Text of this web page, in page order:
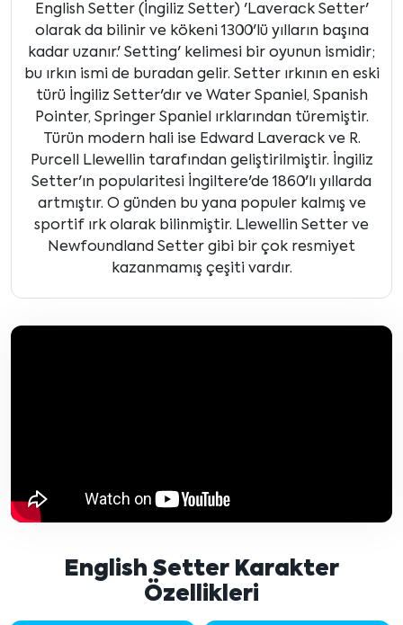
English Setter (İngiliz Setter) 'Laverack Setter'
olarak da bilinir ve kökeni 1300'lü yılların başına
kadar uzanır.' Setting' kelimesi bir oyunun ismidir;
bu ırkın ismi de buradan gelir. Setter ırkının en eski
türü İngiliz Setter'dır ve Water Spaniel, Spanish
Pointer, Springer Spaniel ırklarından türemiştir.
Türün modern hali ise Edward Laverack ve R.
Purcell Llewellin tarafından geliştirilmiştir. İngiliz
Setter'ın popularitesi İngiltere'de 1860'lı yıllarda
artmıştır. O günden bu yana populer kalmış ve
sportif ırk olarak bilinmiştir. Llewellin Setter ve
Newfoundland Setter gibi bir çok resmiyet
kazanmamış çeşiti vardır.
English Setter Karakter
Özellikleri